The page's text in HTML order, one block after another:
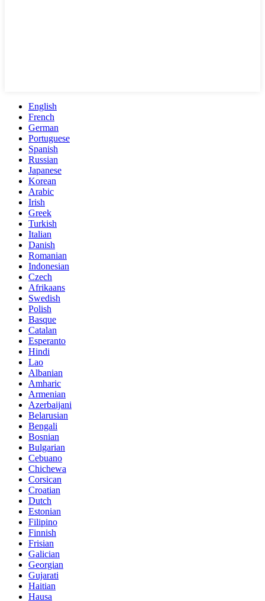
English
French
German
Portuguese
Spanish
Russian
Japanese
Korean
Arabic
Irish
Greek
Turkish
Italian
Danish
Romanian
Indonesian
Czech
Afrikaans
Swedish
Polish
Basque
Catalan
Esperanto
Hindi
Lao
Albanian
Amharic
Armenian
Azerbaijani
Belarusian
Bengali
Bosnian
Bulgarian
Cebuano
Chichewa
Corsican
Croatian
Dutch
Estonian
Filipino
Finnish
Frisian
Galician
Georgian
Gujarati
Haitian
Hausa